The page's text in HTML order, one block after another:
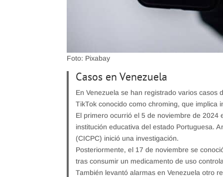
Foto: Pixabay
Casos en Venezuela
En Venezuela se han registrado varios casos
TikTok conocido como chroming, que
El primero ocurrió el 5 de noviembre de
institución educativa del estado Portuguesa.
(CICPC) inició una investigación.
Posteriormente, el 17 de noviembre se
tras consumir un medicamento de uso
También levantó alarmas en Venezuela otro